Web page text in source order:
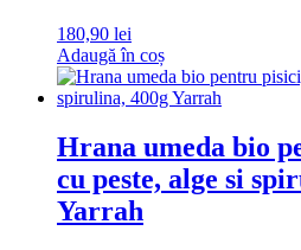
180,90 lei
Adaugă în coș
Hrana umeda bio
cu peste, alge si
Yarrah